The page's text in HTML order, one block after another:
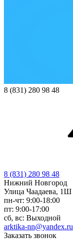
8 (831) 280 98 48
8 (831) 280 98 48
Нижний Новгород
Улица Чаадаева, 1Ш
пн-чт: 9:00-18:00
пт: 9:00-17:00
сб, вс: Выходной
arktika-nn@yandex.ru
Заказать звонок